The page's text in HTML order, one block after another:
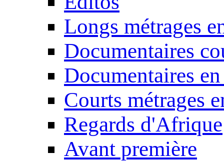
Longs métrages
Documentaires
Documentaires
Courts métrages
Regards d'Afrique
Avant première